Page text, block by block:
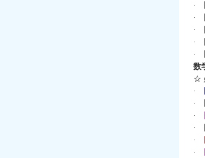
·
·
·
·
·
数
☆
·
·
·
·
·
·